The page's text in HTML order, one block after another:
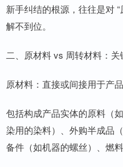
新手纠结的根源，往往是对
解不到位。
二、原材料 vs 周转材料：关
原材料：直接或间接用于产
包括构成产品实体的原料（
染用的染料）、外购半成品
备件（如机器的螺丝）、燃